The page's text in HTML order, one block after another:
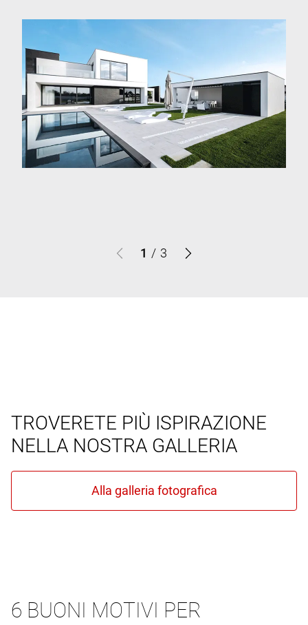
1 / 3
TROVERETE PIÙ ISPIRAZIONE
NELLA NOSTRA GALLERIA
6 BUONI MOTIVI PER